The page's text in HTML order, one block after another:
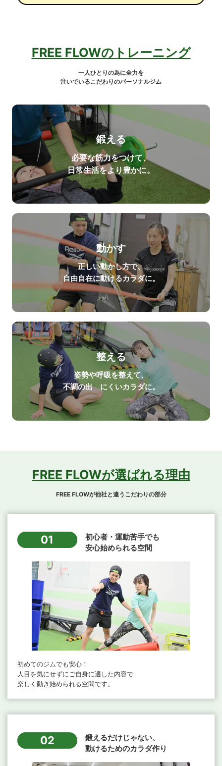
FREE FLOWのトレーニング
一人ひとりの為に全力を
注いでいるこだわりのパーソナルジム
鍛える
必要な筋力をつけて、
日常生活をより豊かに。
動かす
正しい動かし方で、
自由自在に動けるカラダに。
整える
姿勢や呼吸を整えて、
不調の出 にくいカラダに。
FREE FLOWが選ばれる理由
FREE FLOWが他社と違うこだわりの部分
01
初心者・運動苦手でも
安心始められる空間
初めてのジムでも安心！
人目を気にせずにご自身に適した内容で
楽しく動き始められる空間です。
02
鍛えるだけじゃない、
動けるためのカラダ作り